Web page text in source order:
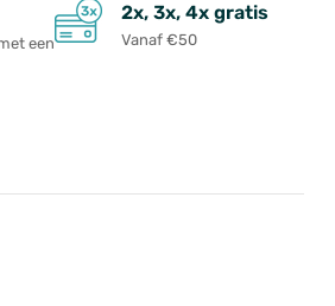
een
2x, 3x, 4x gratis
Vanaf €50